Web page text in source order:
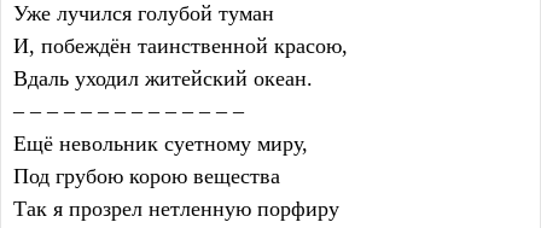
Уже лучился голубой туман
И, побеждён таинственной красою,
Вдаль уходил житейский океан.
– – – – – – – – – – – – – –
Ещё невольник суетному миру,
Под грубою корою вещества
Так я прозрел нетленную порфиру